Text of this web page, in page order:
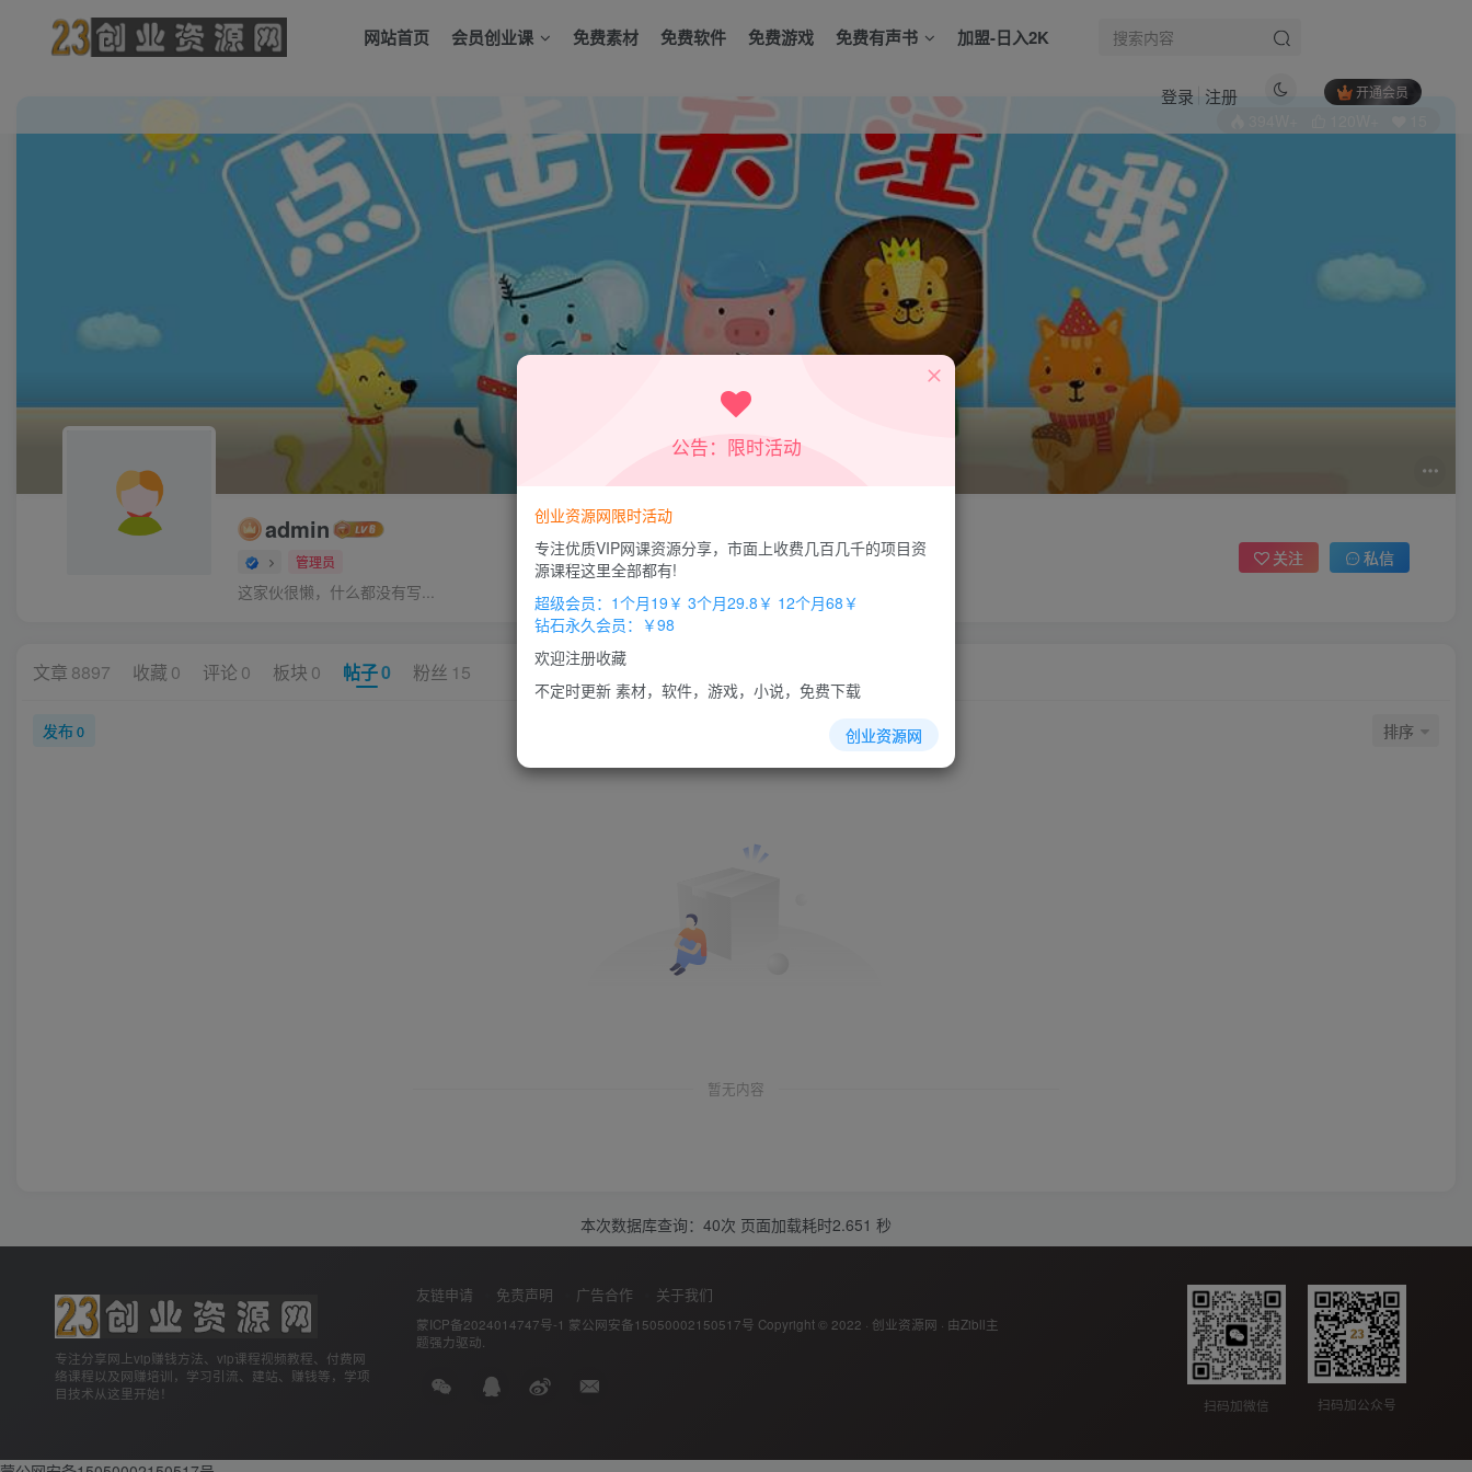
网站首页 会员创业课 免费素材 免费软件 免费游戏 免费有声书 加盟-日入2K
开通会员
登录 注册
admin
管理员
这家伙很懒，什么都没有写...
关注 私信
文章 8897 收藏 0 评论 0 板块 0 帖子0 粉丝 15
发布0 排序
暂无内容
本次数据库查询：40次 页面加载耗时2.651 秒
专注分享网上vip赚钱方法、vip课程视频教程、付费网
络课程以及网赚培训，学习引流、建站、赚钱等，学项
目技术从这里开始！
友链申请 免责声明 广告合作 关于我们
蒙ICP备2024014747号-1 蒙公网安备15050002150517号 Copyright © 2022 · 创业资源网 · 由Zibll主
题强力驱动.
扫码加微信 扫码加公众号
公告：限时活动
创业资源网限时活动
专注优质VIP网课资源分享，市面上收费几百几千的项目资
源课程这里全部都有!
超级会员：1个月19￥ 3个月29.8￥ 12个月68￥
钻石永久会员：￥98
欢迎注册收藏
不定时更新 素材，软件，游戏，小说，免费下载
创业资源网